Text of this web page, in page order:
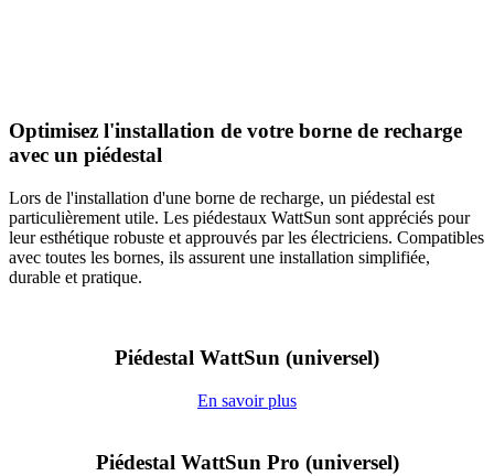
Optimisez l'installation de votre borne de recharge
avec un piédestal
Lors de l'installation d'une borne de recharge, un piédestal est
particulièrement utile. Les piédestaux WattSun sont appréciés pour
leur esthétique robuste et approuvés par les électriciens. Compatibles
avec toutes les bornes, ils assurent une installation simplifiée,
durable et pratique.
Piédestal WattSun (universel)
En savoir plus
Piédestal WattSun Pro (universel)